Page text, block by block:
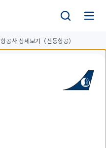
항공사 상세보기（산둥항공）